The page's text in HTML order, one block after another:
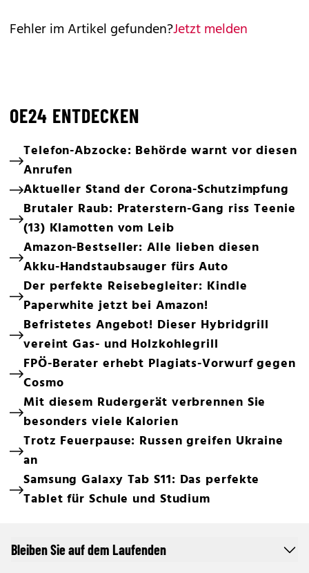
Fehler im Artikel gefunden?Jetzt melden
OE24 ENTDECKEN
Telefon-Abzocke: Behörde warnt vor diesen
Anrufen
Aktueller Stand der Corona-Schutzimpfung
Brutaler Raub: Praterstern-Gang riss Teenie
(13) Klamotten vom Leib
Amazon-Bestseller: Alle lieben diesen
Akku-Handstaubsauger fürs Auto
Der perfekte Reisebegleiter: Kindle
Paperwhite jetzt bei Amazon!
Befristetes Angebot! Dieser Hybridgrill
vereint Gas- und Holzkohlegrill
FPÖ-Berater erhebt Plagiats-Vorwurf gegen
Cosmo
Mit diesem Rudergerät verbrennen Sie
besonders viele Kalorien
Trotz Feuerpause: Russen greifen Ukraine
an
Samsung Galaxy Tab S11: Das perfekte
Tablet für Schule und Studium
Bleiben Sie auf dem Laufenden